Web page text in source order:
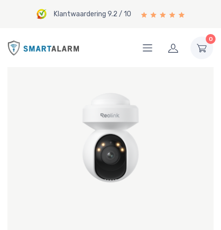
Klantwaardering 9.2 / 10
0